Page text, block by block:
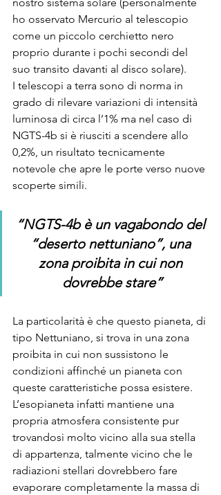
ho osservato Mercurio al telescopio
come un piccolo cerchietto nero
proprio durante i pochi secondi del
suo transito davanti al disco solare).
I telescopi a terra sono di norma in
grado di rilevare variazioni di intensità
luminosa di circa l’1% ma nel caso di
NGTS-4b si è riusciti a scendere allo
0,2%, un risultato tecnicamente
notevole che apre le porte verso nuove
scoperte simili.
“NGTS-4b è un vagabondo del
“deserto nettuniano”, una
zona proibita in cui non
dovrebbe stare”
La particolarità è che questo pianeta, di
tipo Nettuniano, si trova in una zona
proibita in cui non sussistono le
condizioni affinché un pianeta con
queste caratteristiche possa esistere.
L’esopianeta infatti mantiene una
propria atmosfera consistente pur
trovandosi molto vicino alla sua stella
di appartenza, talmente vicino che le
radiazioni stellari dovrebbero fare
evaporare completamente la massa di